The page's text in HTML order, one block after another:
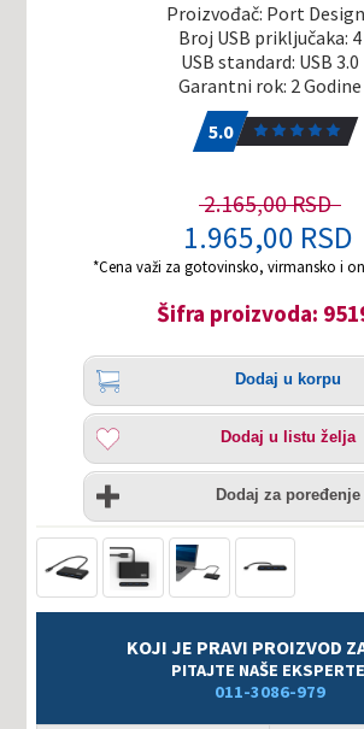
Proizvođač: Port
Broj USB priključaka: 4
USB standard: USB 3.0
Garantni rok: 2 Godine
5.0
2.165,00 RSD
1.965,00 RSD
*Cena važi za gotovinsko, virmansko i
Šifra proizvoda:
Količina
Dodaj
korpu
Dodaj u korpu
Dodaj
listu
želja
Dodaj u listu želja
Uporedi
Dodaj za poređenje
KOJI JE PRAVI PROIZVOD
PITAJTE NAŠE
011-3086-979